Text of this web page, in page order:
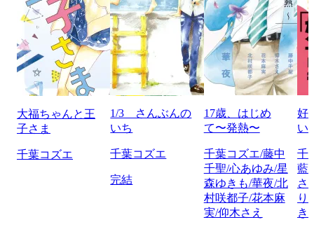
大福ちゃんと王
子さま
千葉コズエ
1/3 さんぶんの
いち
千葉コズエ
完結
17歳、はじめ
て〜発熱〜
千葉コズエ/藤中
千聖/心あゆみ/星
森ゆきも/華夜/北
村咲都子/花本麻
実/仰木さえ
好
い
千
藍/
さ
り
き